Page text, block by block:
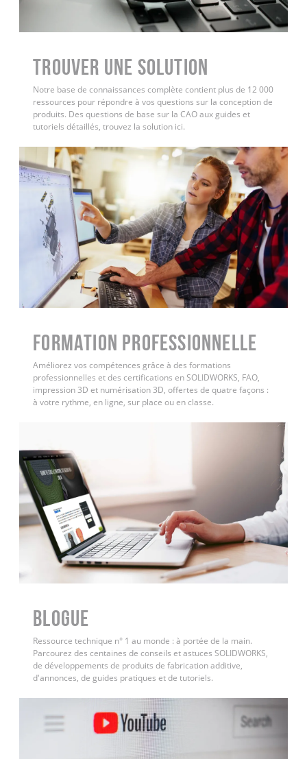
Trouver une solution
Notre base de connaissances complète contient plus de 12 000
ressources pour répondre à vos questions sur la conception de
produits. Des questions de base sur la CAO aux guides et
tutoriels détaillés, trouvez la solution ici.
FORMATION PROFESSIONNELLE
Améliorez vos compétences grâce à des formations
professionnelles et des certifications en SOLIDWORKS, FAO,
impression 3D et numérisation 3D, offertes de quatre façons :
à votre rythme, en ligne, sur place ou en classe.
BLOGUE
Ressource technique n° 1 au monde : à portée de la main.
Parcourez des centaines de conseils et astuces SOLIDWORKS,
de développements de produits de fabrication additive,
d'annonces, de guides pratiques et de tutoriels.